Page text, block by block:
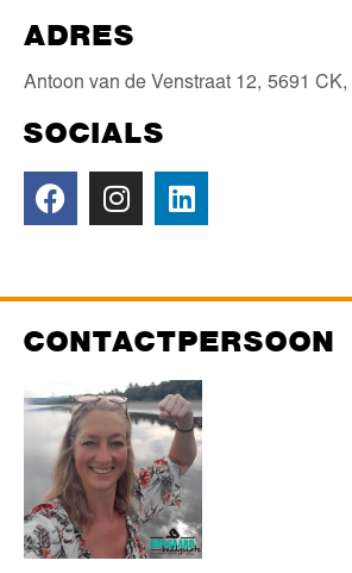
ADRES
Antoon van de Venstraat 12, 5691 CK,
SOCIALS
CONTACTPERSOON